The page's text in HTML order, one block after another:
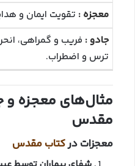
تقویت ایمان و
فریب و گمراهی،
ترس و اضطراب.
مثال‌های معجزه و
مقدس
معجزات درکتاب مقدس